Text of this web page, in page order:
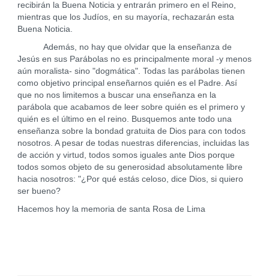
recibirán la Buena Noticia y entrarán primero en el Reino,
mientras que los Judíos, en su mayoría, rechazarán esta
Buena Noticia.
Además, no hay que olvidar que la enseñanza de
Jesús en sus Parábolas no es principalmente moral -y menos
aún moralista- sino "dogmática". Todas las parábolas tienen
como objetivo principal enseñarnos quién es el Padre. Así
que no nos limitemos a buscar una enseñanza en la
parábola que acabamos de leer sobre quién es el primero y
quién es el último en el reino. Busquemos ante todo una
enseñanza sobre la bondad gratuita de Dios para con todos
nosotros. A pesar de todas nuestras diferencias, incluidas las
de acción y virtud, todos somos iguales ante Dios porque
todos somos objeto de su generosidad absolutamente libre
hacia nosotros: "¿Por qué estás celoso, dice Dios, si quiero
ser bueno?
Hacemos hoy la memoria de santa Rosa de Lima